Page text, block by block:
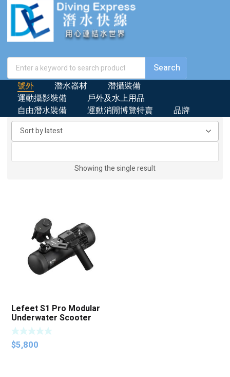
號外 潛水器材
潛攝裝備
運動攝影裝備
戶外及水上用品
自由潛水裝備
運動消閒博覽特賣 品牌
Showing the single result
Lefeet S1 Pro Modular
Underwater Scooter
$5,800